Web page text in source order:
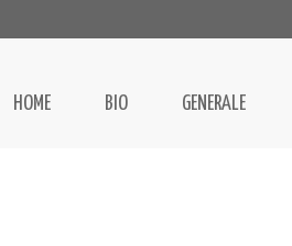
HOME BIO GENERALE